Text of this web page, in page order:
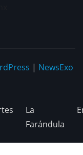
| NewsExo
La
Farándula